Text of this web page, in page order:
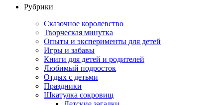
Рубрики
Сказочное королевство
Творческая минутка
Опыты и эксперименты для детей
Игры и забавы
Книги для детей и родителей
Любимый подросток
Отдых с детьми
Праздники
Шкатулка сокровищ